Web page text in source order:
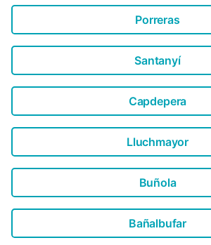
Porreras
Santanyí
Capdepera
Lluchmayor
Buñola
Bañalbufar